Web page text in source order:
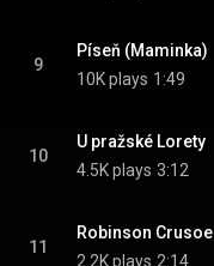
9
Píseň (Maminka)
10K plays 1:49
10
U pražské Lorety
4.5K plays 3:12
11
Robinson Crusoe
2.2K plays 2:14